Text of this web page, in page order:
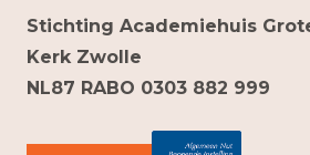
Stichting Academiehuis
Kerk Zwolle
NL87 RABO 0303 882 999